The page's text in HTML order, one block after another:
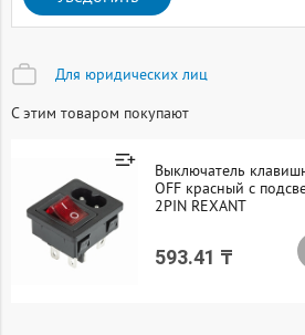
Для юридических лиц
С этим товаром покупают
Выключатель
OFF красный с
2PIN REXANT
593.41 ₸